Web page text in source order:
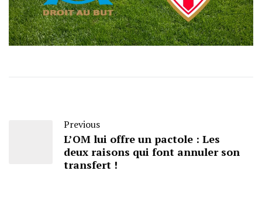
Previous
L’OM lui offre un pactole : Les
deux raisons qui font annuler son
transfert !